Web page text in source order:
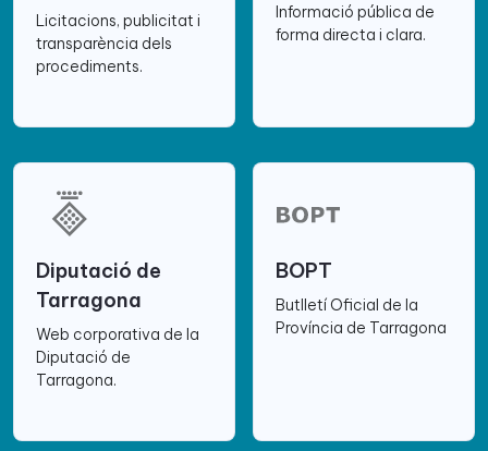
Licitacions, publicitat i
transparència dels
procediments.
Informació pública de
forma directa i clara.
Diputació de
Tarragona
Web corporativa de la
Diputació de
Tarragona.
BOPT
Butlletí Oficial de la
Província de Tarragona